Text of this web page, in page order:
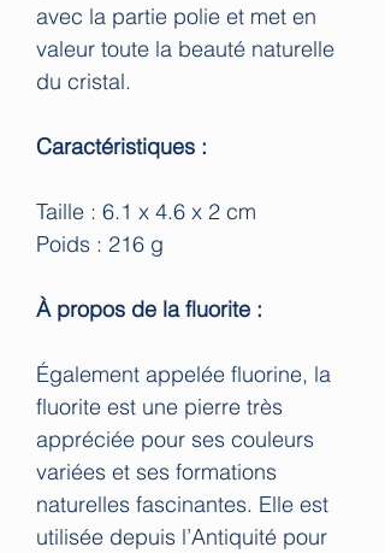
avec la partie polie et met en
valeur toute la beauté naturelle
du cristal.
Caractéristiques :
Taille : 6.1 x 4.6 x 2 cm
Poids : 216 g
À propos de la fluorite :
Également appelée fluorine, la
fluorite est une pierre très
appréciée pour ses couleurs
variées et ses formations
naturelles fascinantes. Elle est
utilisée depuis l’Antiquité pour